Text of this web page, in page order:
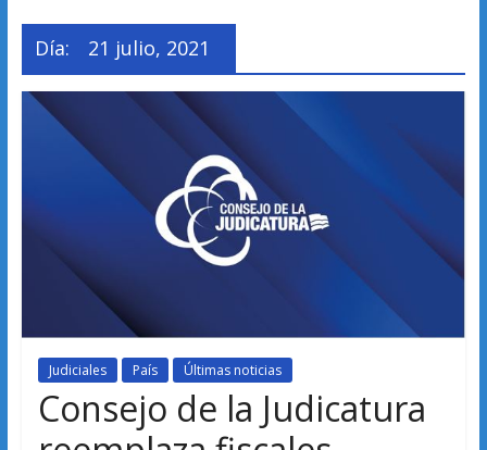
Día: 21 julio, 2021
Judiciales País Últimas noticias
Consejo de la Judicatura